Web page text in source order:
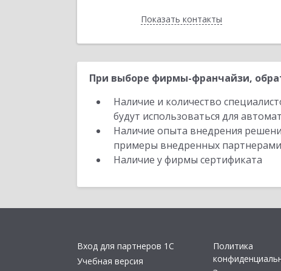
Показать контакты
Назад
При выборе фирмы-франчайзи,
Наличие и количество
будут использоваться для
Наличие опыта внедрения
примеры внедренных
Наличие у фирмы сертификата
Вход для партнеров 1С
Учебная версия
Политика